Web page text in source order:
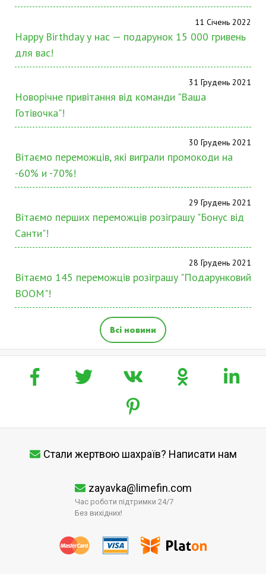
11 Січень 2022
Happy Birthday у нас — подарунок 15 000 гривень
для вас!
31 Грудень 2021
Новорічне привітання від команди "Ваша
Готівочка"!
30 Грудень 2021
Вітаємо переможців, які виграли промокоди на
-60% и -70%!
29 Грудень 2021
Вітаємо перших переможців розіграшу "Бонус від
Санти"!
28 Грудень 2021
Вітаємо 145 переможців розіграшу "Подарунковий
BOOM"!
Всі новини
Стали жертвою шахраїв? Написати нам
zayavka@limefin.com
Час роботи підтримки 24/7
Без вихідних!